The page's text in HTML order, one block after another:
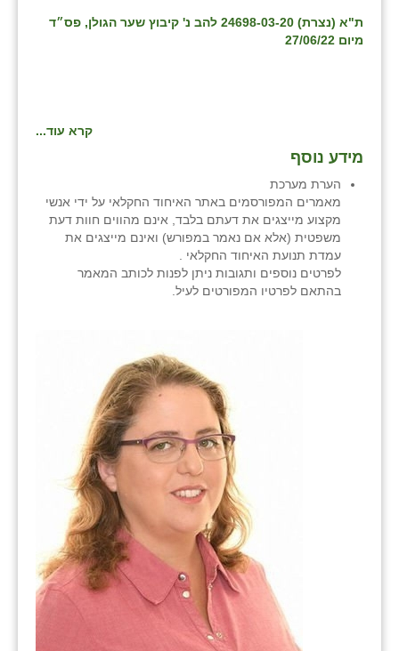
ת"א (נצרת) 24698-03-20 להב נ' קיבוץ שער הגולן
, פס״ד
מיום 27/06/22
קרא עוד...
מידע נוסף
הערת מערכת
מאמרים המפורסמים באתר האיחוד החקלאי על ידי אנשי
מקצוע מייצגים את דעתם בלבד, אינם מהווים חוות דעת
משפטית (אלא אם נאמר במפורש) ואינם מייצגים את
עמדת תנועת האיחוד החקלאי .
לפרטים נוספים ותגובות ניתן לפנות לכותב המאמר
בהתאם לפרטיו המפורטים לעיל.